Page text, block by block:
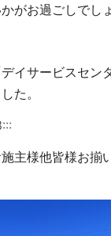
がお過ごしでし
イサービスセン
た。
主様他皆様お揃